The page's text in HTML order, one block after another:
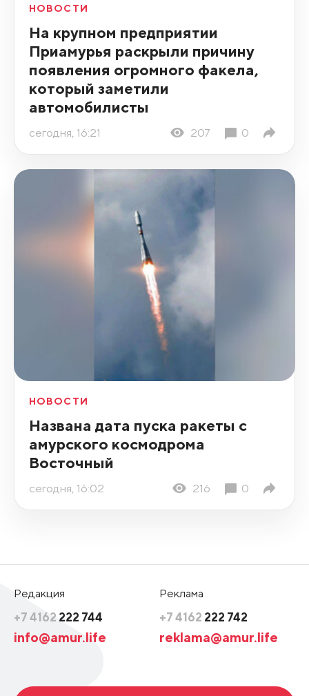
НОВОСТИ
На крупном предприятии
Приамурья раскрыли причину
появления огромного факела,
который заметили
автомобилисты
сегодня, 16:21 207 0
НОВОСТИ
Названа дата пуска ракеты с
амурского космодрома
Восточный
сегодня, 16:02 216 0
Редакция
+7 4162 222 744
info@amur.life
Реклама
+7 4162 222 742
reklama@amur.life